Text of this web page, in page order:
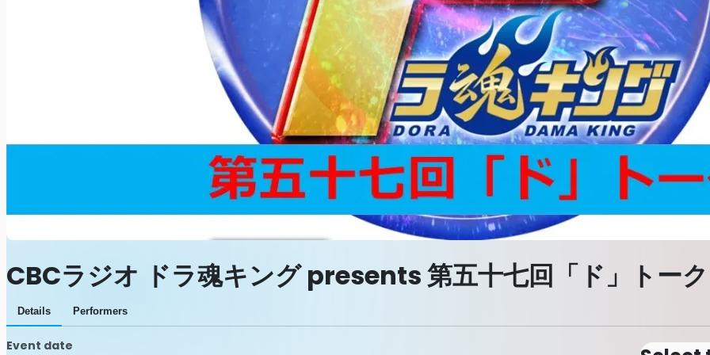
CBCラジオ ドラ魂キング presents 第五十七回「ド」トーク
Details Performers
Event date